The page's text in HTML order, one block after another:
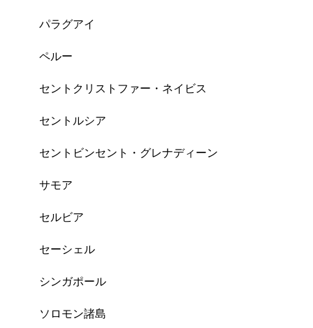
パラグアイ
ペルー
セントクリストファー・ネイビス
セントルシア
セントビンセント・グレナディーン
サモア
セルビア
セーシェル
シンガポール
ソロモン諸島